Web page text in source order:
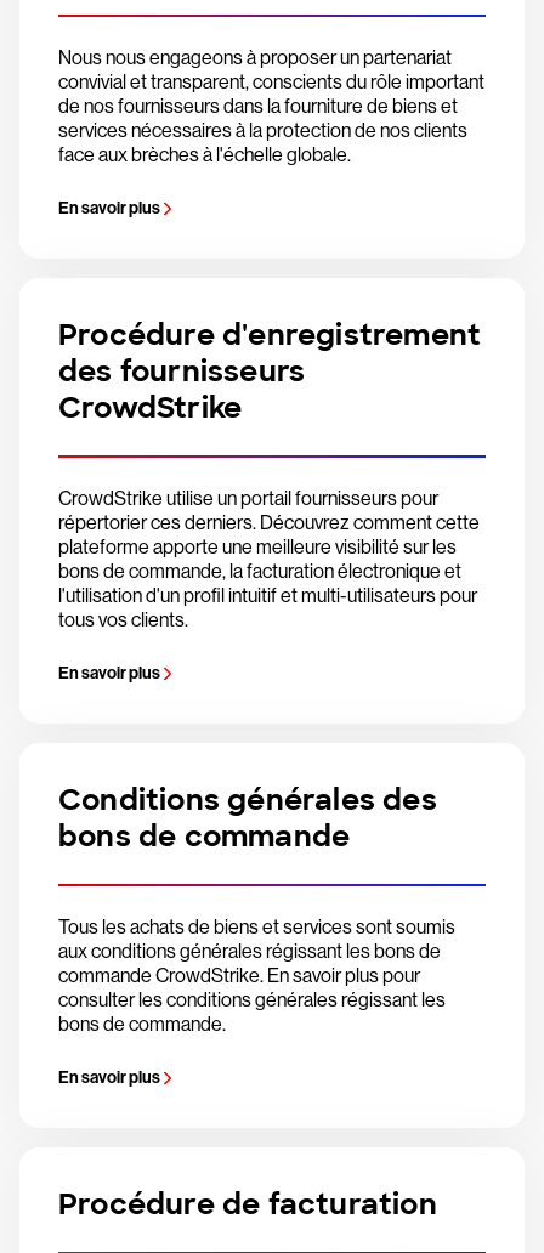
Nous nous engageons à proposer un partenariat
convivial et transparent, conscients du rôle important
de nos fournisseurs dans la fourniture de biens et
services nécessaires à la protection de nos clients
face aux brèches à l'échelle globale.
En savoir plus
Procédure d'enregistrement
des fournisseurs
CrowdStrike
CrowdStrike utilise un portail fournisseurs pour
répertorier ces derniers. Découvrez comment cette
plateforme apporte une meilleure visibilité sur les
bons de commande, la facturation électronique et
l'utilisation d'un profil intuitif et multi-utilisateurs pour
tous vos clients.
En savoir plus
Conditions générales des
bons de commande
Tous les achats de biens et services sont soumis
aux conditions générales régissant les bons de
commande CrowdStrike. En savoir plus pour
consulter les conditions générales régissant les
bons de commande.
En savoir plus
Procédure de facturation